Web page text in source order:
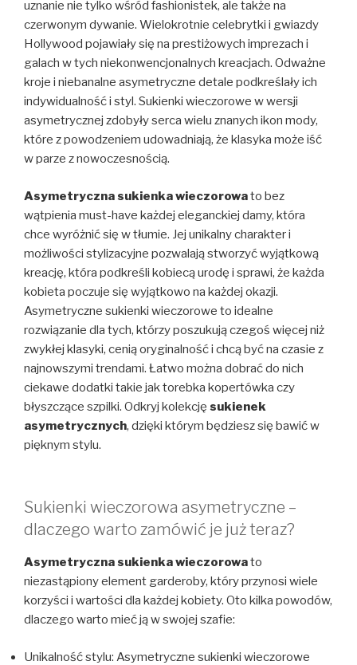
uznanie nie tylko wśród fashionistek, ale także na
czerwonym dywanie. Wielokrotnie celebrytki i gwiazdy
Hollywood pojawiały się na prestiżowych imprezach i
galach w tych niekonwencjonalnych kreacjach. Odważne
kroje i niebanalne asymetryczne detale podkreślały ich
indywidualność i styl. Sukienki wieczorowe w wersji
asymetrycznej zdobyły serca wielu znanych ikon mody,
które z powodzeniem udowadniają, że klasyka może iść
w parze z nowoczesnością.
Asymetryczna sukienka wieczorowato bez
wątpienia must-have każdej eleganckiej damy, która
chce wyróżnić się w tłumie. Jej unikalny charakter i
możliwości stylizacyjne pozwalają stworzyć wyjątkową
kreację, która podkreśli kobiecą urodę i sprawi, że każda
kobieta poczuje się wyjątkowo na każdej okazji.
Asymetryczne sukienki wieczorowe to idealne
rozwiązanie dla tych, którzy poszukują czegoś więcej niż
zwykłej klasyki, cenią oryginalność i chcą być na czasie z
najnowszymi trendami. Łatwo można dobrać do nich
ciekawe dodatki takie jak torebka kopertówka czy
błyszczące szpilki. Odkryj kolekcję sukienek
asymetrycznych, dzięki którym będziesz się bawić w
pięknym stylu.
Sukienki wieczorowa asymetryczne –
dlaczego warto zamówić je już teraz?
Asymetryczna sukienka wieczorowato
niezastąpiony element garderoby, który przynosi wiele
korzyści i wartości dla każdej kobiety. Oto kilka powodów,
dlaczego warto mieć ją w swojej szafie:
Unikalność stylu: Asymetryczne sukienki wieczorowe